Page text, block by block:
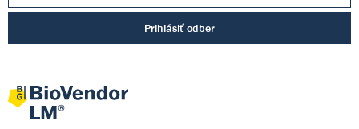
Prihlásiť odber